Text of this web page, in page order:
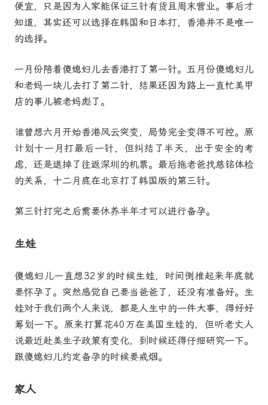
便宜，只是因为人家能保证三针有货且周末营业。事后才
知道，其实还可以选择在韩国和日本打，香港并不是唯一
的选择。
一月份陪着傻媳妇儿去香港打了第一针。五月份傻媳妇儿
和老妈一块儿去打了第二针，结果还因为路上一直忙美甲
店的事儿被老妈彪了。
谁曾想六月开始香港风云突变，局势完全变得不可控。原
计划十一月打最后一针，但纠结了半天，出于安全的考
虑，还是退掉了往返深圳的机票。最后拖老爸找慈铭体检
的关系，十二月底在北京打了韩国版的第三针。
第三针打完之后需要休养半年才可以进行备孕。
生娃
傻媳妇儿一直想32岁的时候生娃，时间倒推起来年底就
要怀孕了。突然感觉自己要当爸爸了，还没有准备好。生
娃对于我们两个人来说，都是人生中的一件大事，得好好
筹划一下。原来打算花40万在美国生娃的，但听老丈人
说最近赴美生子政策有变化，到时候还得仔细研究一下。
跟傻媳妇儿约定备孕的时候要戒烟。
家人